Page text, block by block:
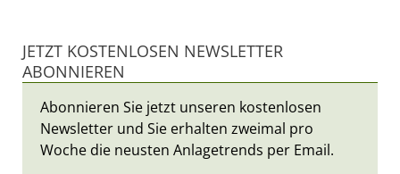
JETZT KOSTENLOSEN NEWSLETTER
ABONNIEREN
Abonnieren Sie jetzt unseren kostenlosen
Newsletter und Sie erhalten zweimal pro
Woche die neusten Anlagetrends per Email.